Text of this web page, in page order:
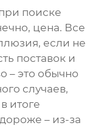
поиске
цена. Все
если не
поставок и
– это обычно
случаев,
итоге
– из-за